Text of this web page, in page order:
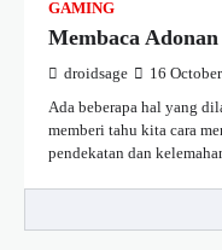
GAMING
Membaca
droidsage 16
Ada beberapa hal yang
memberi tahu kita cara
pendekatan dan